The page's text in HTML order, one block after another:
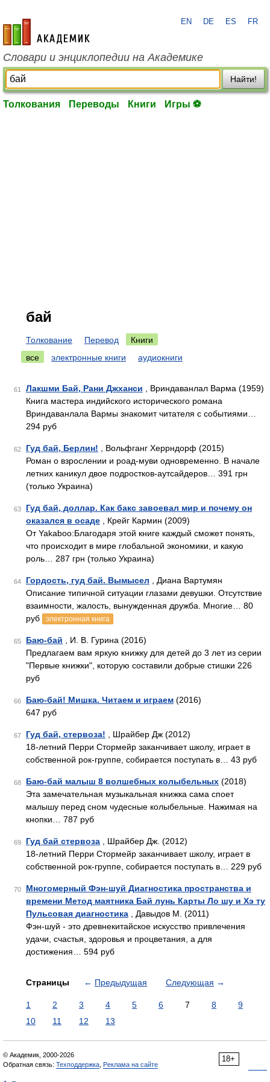
academic.ru
EN DE ES FR
Словари и энциклопедии на Академике
Найти!
Толкования Переводы Книги Игры ⚽
бай
Толкование Перевод
Книги
все
электронные книги аудиокниги
61 Лакшми Бай, Рани Джханси , Вриндаванлал Варма (1959)
Книга мастера индийского исторического романа
Вриндаванлала Вармы знакомит читателя с событиями…
294 руб
62 Гуд бай, Берлин! , Вольфганг Херрндорф (2015)
Роман о взрослении и роад-муви одновременно. В начале
летних каникул двое подростков-аутсайдеров… 391 грн
(только Украина)
63
Гуд бай, доллар. Как бакс завоевал мир и почему он
оказался в осаде , Крейг Кармин (2009)
От Yakaboo:Благодаря этой книге каждый сможет понять,
что происходит в мире глобальной экономики, и какую
роль… 287 грн (только Украина)
64 Гордость, гуд бай. Вымысел , Диана Вартумян
Описание типичной ситуации глазами девушки. Отсутствие
взаимности, жалость, вынужденная дружба. Многие… 80
руб
электронная книга
65 Баю-бай , И. В. Гурина (2016)
Предлагаем вам яркую книжку для детей до 3 лет из серии
"Первые книжки", которую составили добрые стишки 226
руб
66 Баю-бай! Мишка. Читаем и играем (2016)
647 руб
67 Гуд бай, стервоза! , Шрайбер Дж (2012)
18-летний Перри Стормейр заканчивает школу, играет в
собственной рок-группе, собирается поступать в… 43 руб
68 Баю-бай малыш 8 волшебных колыбельных (2018)
Эта замечательная музыкальная книжка сама споет
малышу перед сном чудесные колыбельные. Нажимая на
кнопки… 787 руб
69 Гуд бай стервоза , Шрайбер Дж. (2012)
18-летний Перри Стормейр заканчивает школу, играет в
собственной рок-группе, собирается поступать в… 229 руб
70
Многомерный Фэн-шуй Диагностика пространства и
времени Метод маятника Бай лунь Карты Ло шу и Хэ ту
Пульсовая диагностика , Давыдов М. (2011)
Фэн-шуй - это древнекитайское искусство привлечения
удачи, счастья, здоровья и процветания, а для
достижения… 594 руб
Страницы ← Предыдущая Следующая →
1 2 3 4 5 6 7 8
9
10
11 12 13
18+
© Академик, 2000-2026
Обратная связь: Техподдержка Реклама на сайте